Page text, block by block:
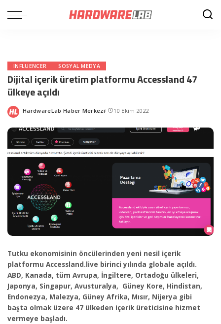
INFLUENCER SOSYAL MEDYA
Dijital içerik üretim platformu Accessland 47
ülkeye açıldı
Posted
HardwareLab Haber Merkezi 10 Ekim 2022
Tutku ekonomisinin öncülerinden yeni nesil içerik
platformu Accessland.live birinci yılında globale açıldı.
ABD, Kanada, tüm Avrupa, İngiltere, Ortadoğu ülkeleri,
Japonya, Singapur, Avusturalya, Güney Kore, Hindistan,
Endonezya, Malezya, Güney Afrika, Mısır, Nijerya gibi
başta olmak üzere 47 ülkeden içerik üreticisine hizmet
vermeye başladı.